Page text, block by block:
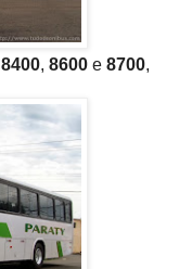
8400, 8600 e 8700,